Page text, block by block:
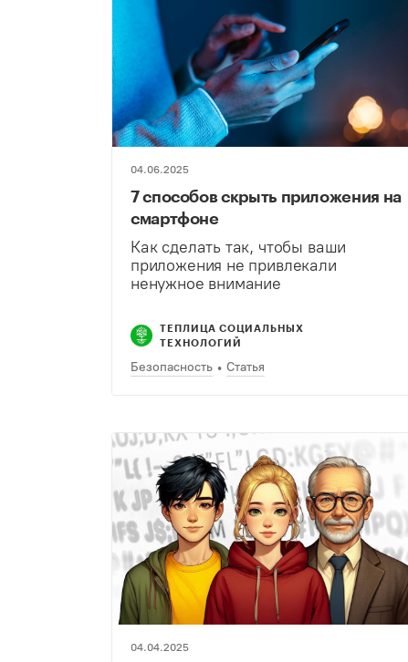
04.06.2025
7 способов скрыть приложения на
смартфоне
Как сделать так, чтобы ваши
приложения не привлекали
ненужное внимание
ТЕПЛИЦА СОЦИАЛЬНЫХ
ТЕХНОЛОГИЙ
Безопасность Статья
04.04.2025